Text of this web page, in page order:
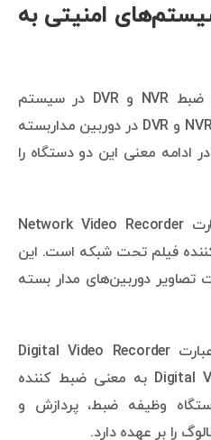
امنیتی به
به طور کلی دو نوع دستگاه ضبط NVR و DVR در سیستم
مداربسته وجود دارد. دستگاه NVR و DVR در دوربین مداربسته
معنی این دو دستگاه را
کلمه NVR مخفف عبارت Network Video Recorder
فیلم تحت شبکه است. این
دوربین‌های مدار بسته
دستگاه DVR مخفف عبارت Digital Video Recorder
است. عبارت Digital Video Recorder به معنی ضبط کننده
وظیفه ضبط، پردازش و
را بر عهده دارد.